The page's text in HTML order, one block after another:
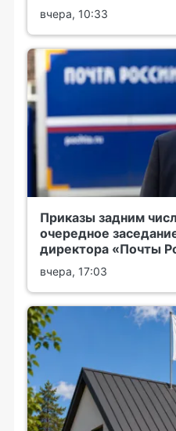
вчера, 10:33
Приказы задним
очередное
директора «Почты
вчера, 17:03